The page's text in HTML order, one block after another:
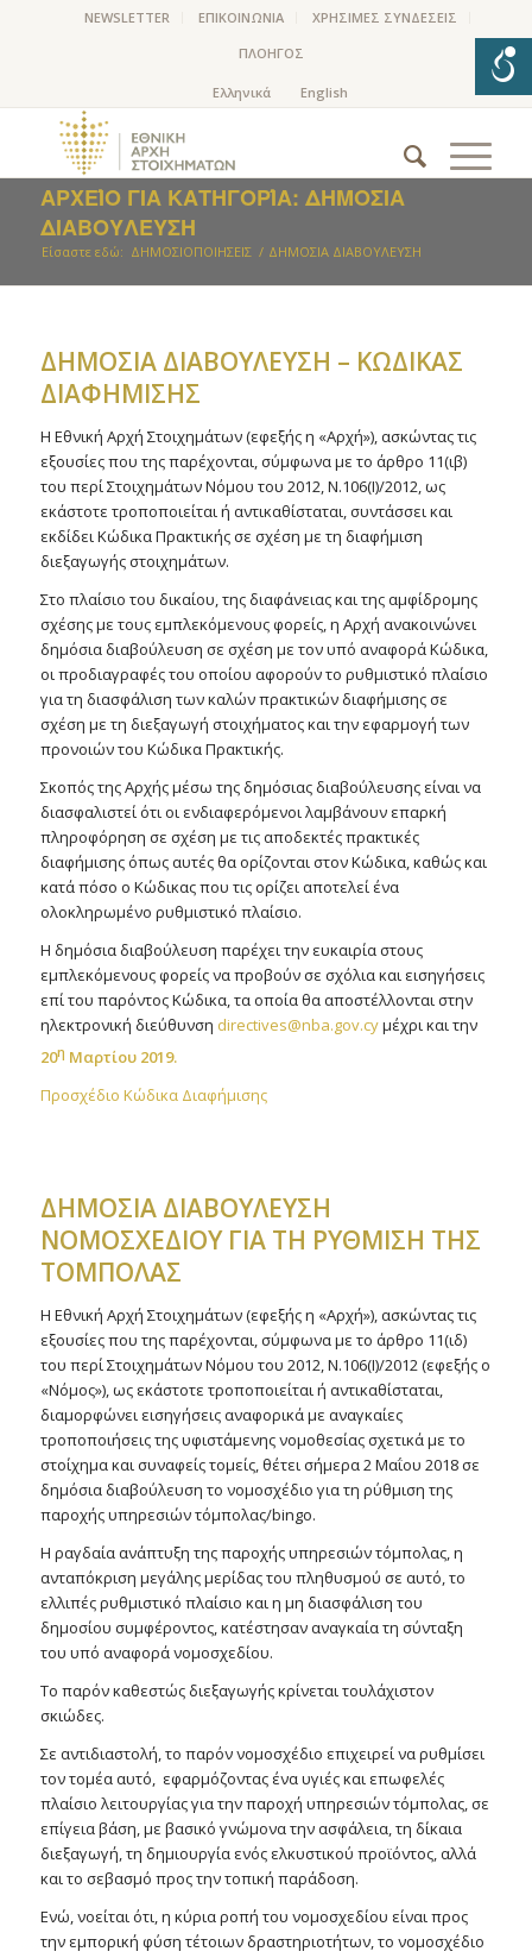
NEWSLETTER ΕΠΙΚΟΙΝΩΝΙΑ
ΧΡΗΣΙΜΕΣ ΣΥΝΔΕΣΕΙΣ
ΠΛΟΗΓΟΣ
ΑΡΧΕΊΟ ΓΙΑ ΚΑΤΗΓΟΡΊΑ: ΔΗΜΟΣΙΑ
ΔΙΑΒΟΥΛΕΥΣΗ
Είσαστε εδώ: ΔΗΜΟΣΙΟΠΟΙΗΣΕΙΣ / ΔΗΜΟΣΙΑ ΔΙΑΒΟΥΛΕΥΣΗ
ΔΗΜΟΣΙΑ ΔΙΑΒΟΥΛΕΥΣΗ – ΚΩΔΙΚΑΣ
ΔΙΑΦΗΜΙΣΗΣ
Η Εθνική Αρχή Στοιχημάτων (εφεξής η «Αρχή»), ασκώντας τις
εξουσίες που της παρέχονται, σύμφωνα με το άρθρο 11(ιβ)
του περί Στοιχημάτων Νόμου του 2012, Ν.106(Ι)/2012, ως
εκάστοτε τροποποιείται ή αντικαθίσταται, συντάσσει και
εκδίδει Κώδικα Πρακτικής σε σχέση με τη διαφήμιση
διεξαγωγής στοιχημάτων.
Στο πλαίσιο του δικαίου, της διαφάνειας και της αμφίδρομης
σχέσης με τους εμπλεκόμενους φορείς, η Αρχή ανακοινώνει
δημόσια διαβούλευση σε σχέση με τον υπό αναφορά Κώδικα,
οι προδιαγραφές του οποίου αφορούν το ρυθμιστικό πλαίσιο
για τη διασφάλιση των καλών πρακτικών διαφήμισης σε
σχέση με τη διεξαγωγή στοιχήματος και την εφαρμογή των
προνοιών του Κώδικα Πρακτικής.
Σκοπός της Αρχής μέσω της δημόσιας διαβούλευσης είναι να
διασφαλιστεί ότι οι ενδιαφερόμενοι λαμβάνουν επαρκή
πληροφόρηση σε σχέση με τις αποδεκτές πρακτικές
διαφήμισης όπως αυτές θα ορίζονται στον Κώδικα, καθώς και
κατά πόσο ο Κώδικας που τις ορίζει αποτελεί ένα
ολοκληρωμένο ρυθμιστικό πλαίσιο.
Η δημόσια διαβούλευση παρέχει την ευκαιρία στους
εμπλεκόμενους φορείς να προβούν σε σχόλια και εισηγήσεις
επί του παρόντος Κώδικα, τα οποία θα αποστέλλονται στην
ηλεκτρονική διεύθυνση directives@nba.gov.cyμέχρι και την
20η Μαρτίου 2019.
Προσχέδιο Κώδικα Διαφήμισης
ΔΗΜΟΣΙΑ ΔΙΑΒΟΥΛΕΥΣΗ
ΝΟΜΟΣΧΕΔΙΟΥ ΓΙΑ ΤΗ ΡΥΘΜΙΣΗ ΤΗΣ
ΤΟΜΠΟΛΑΣ
Η Εθνική Αρχή Στοιχημάτων (εφεξής η «Αρχή»), ασκώντας τις
εξουσίες που της παρέχονται, σύμφωνα με το άρθρο 11(ιδ)
του περί Στοιχημάτων Νόμου του 2012, Ν.106(Ι)/2012 (εφεξής ο
«Νόμος»), ως εκάστοτε τροποποιείται ή αντικαθίσταται,
διαμορφώνει εισηγήσεις αναφορικά με αναγκαίες
τροποποιήσεις της υφιστάμενης νομοθεσίας σχετικά με το
στοίχημα και συναφείς τομείς, θέτει σήμερα 2 Μαΐου 2018 σε
δημόσια διαβούλευση το νομοσχέδιο για τη ρύθμιση της
παροχής υπηρεσιών τόμπολας/bingo.
Η ραγδαία ανάπτυξη της παροχής υπηρεσιών τόμπολας, η
ανταπόκριση μεγάλης μερίδας του πληθυσμού σε αυτό, το
ελλιπές ρυθμιστικό πλαίσιο και η μη διασφάλιση του
δημοσίου συμφέροντος, κατέστησαν αναγκαία τη σύνταξη
του υπό αναφορά νομοσχεδίου.
Το παρόν καθεστώς διεξαγωγής κρίνεται τουλάχιστον
σκιώδες.
Σε αντιδιαστολή, το παρόν νομοσχέδιο επιχειρεί να ρυθμίσει
τον τομέα αυτό, εφαρμόζοντας ένα υγιές και επωφελές
πλαίσιο λειτουργίας για την παροχή υπηρεσιών τόμπολας, σε
επίγεια βάση, με βασικό γνώμονα την ασφάλεια, τη δίκαια
διεξαγωγή, τη δημιουργία ενός ελκυστικού προϊόντος, αλλά
και το σεβασμό προς την τοπική παράδοση.
Ενώ, νοείται ότι, η κύρια ροπή του νομοσχεδίου είναι προς
την εμπορική φύση τέτοιων δραστηριοτήτων, το νομοσχέδιο